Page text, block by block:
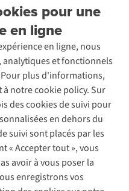
pour une
en ligne
en ligne, nous
et fonctionnels
plus d'informations,
notre cookie policy. Sur
des cookies de suivi pour
en dehors du
suivi sont placés par les
« Accepter tout », vous
avoir à vous poser la
enregistrons vos